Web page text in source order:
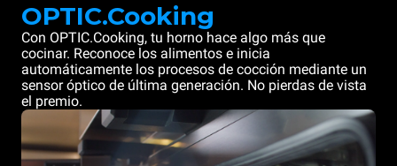
OPTIC.Cooking
Con OPTIC.Cooking, tu horno hace algo más que
cocinar. Reconoce los alimentos e inicia
automáticamente los procesos de cocción mediante un
sensor óptico de última generación. No pierdas de vista
el premio.